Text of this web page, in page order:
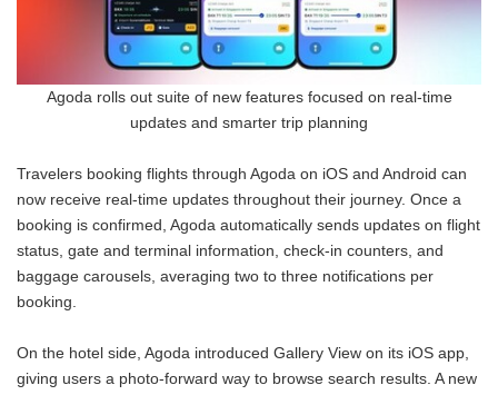
Agoda rolls out suite of new features focused on real-time
updates and smarter trip planning
Travelers booking flights through Agoda on iOS and Android can
now receive real-time updates throughout their journey. Once a
booking is confirmed, Agoda automatically sends updates on flight
status, gate and terminal information, check-in counters, and
baggage carousels, averaging two to three notifications per
booking.
On the hotel side, Agoda introduced Gallery View on its iOS app,
giving users a photo-forward way to browse search results. A new